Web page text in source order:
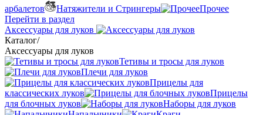
арбалетов
Натяжители и Стрингеры
Прочее
Перейти в раздел
Аксессуары для луков
Каталог/
Аксессуары для луков
Тетивы и тросы для луков
Плечи для луков
Прицелы для
классических луков
Прицелы
для блочных луков
Наборы для луков